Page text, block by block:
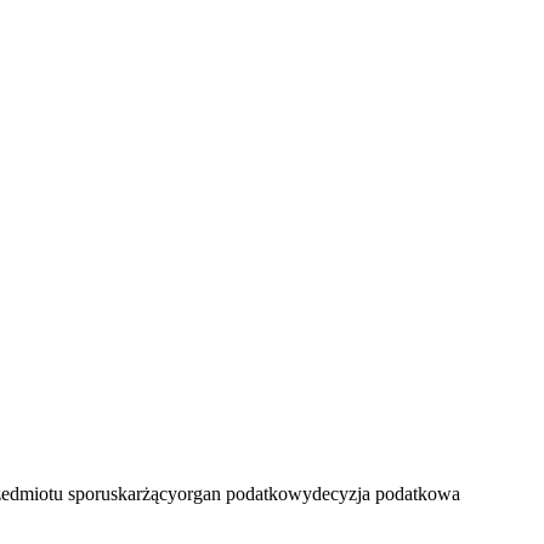
sporuskarżącyorgan podatkowydecyzja podatkowa